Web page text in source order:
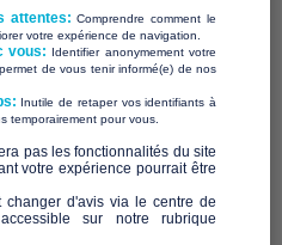
?
nos
attentes:Comprendre comment le
votre expérience de navigation.
vous: Identifier anonymement votre
de vous tenir informé(e) de nos
Inutile de retaper vos identifiants à
temporairement pour vous.
pas les fonctionnalités du site
votre expérience pourrait être
changer d'avis via le centre de
sur notre rubrique